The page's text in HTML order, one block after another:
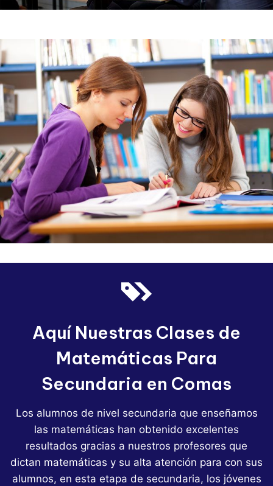
Aquí Nuestras Clases de
Matemáticas Para
Secundaria en Comas
Los alumnos de nivel secundaria que enseñamos
las matemáticas han obtenido excelentes
resultados gracias a nuestros profesores que
dictan matemáticas y su alta atención para con sus
alumnos, en esta etapa de secundaria, los jóvenes